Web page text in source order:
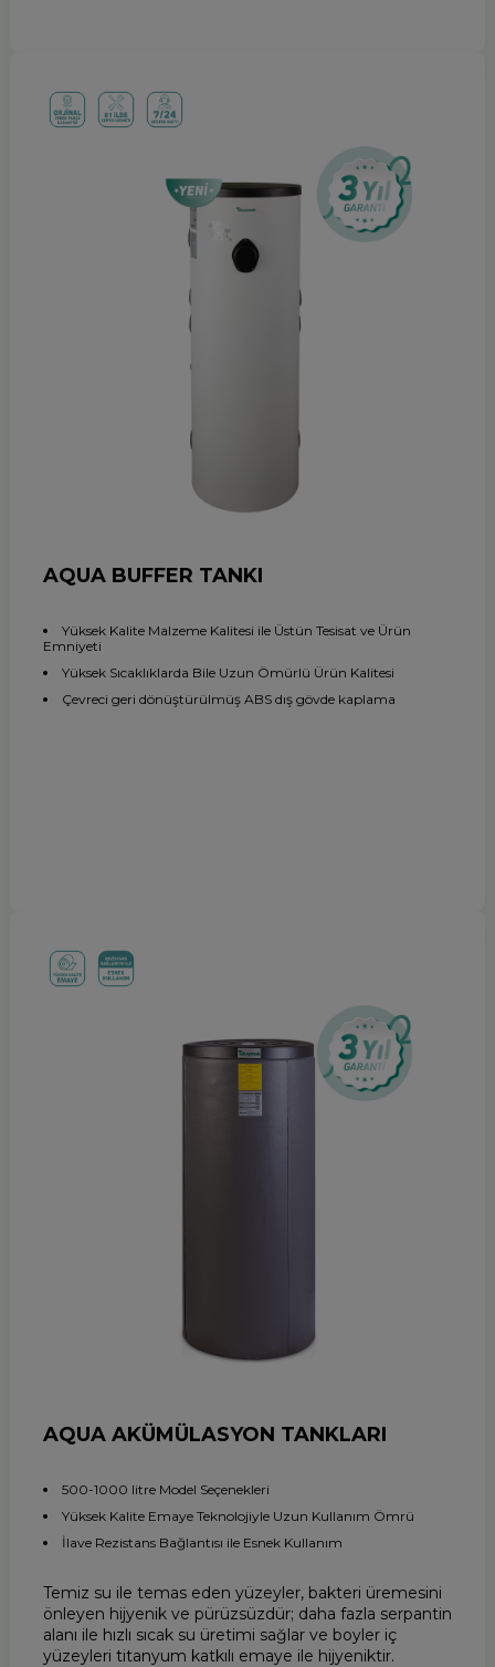
AQUA BUFFER TANKI
Yüksek Kalite Malzeme Kalitesi ile Üstün Tesisat ve Ürün
Emniyeti
Yüksek Sıcaklıklarda Bile Uzun Ömürlü Ürün Kalitesi
Çevreci geri dönüştürülmüş ABS dış gövde kaplama
AQUA AKÜMÜLASYON TANKLARI
500-1000 litre Model Seçenekleri
Yüksek Kalite Emaye Teknolojiyle Uzun Kullanım Ömrü
İlave Rezistans Bağlantısı ile Esnek Kullanım
Temiz su ile temas eden yüzeyler, bakteri üremesini
önleyen hijyenik ve pürüzsüzdür; daha fazla serpantin
alanı ile hızlı sıcak su üretimi sağlar ve boyler iç
yüzeyleri titanyum katkılı emaye ile hijyeniktir.